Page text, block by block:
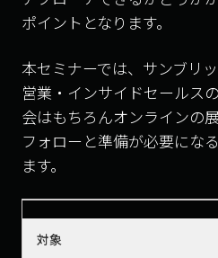
ポイントとなります。
本セミナーでは、サンブリ
営業・インサイドセールス
会はもちろんオンラインの
フォローと準備が必要にな
ます。
対象